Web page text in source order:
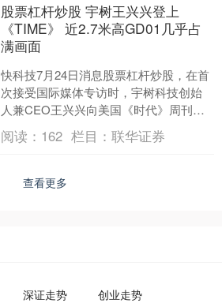
股票杠杆炒股 宇树王兴兴登上
《TIME》 近2.7米高GD01几乎占
满画面
快科技7月24日消息股票杠杆炒股，在首
次接受国际媒体专访时，宇树科技创始
人兼CEO王兴兴向美国《时代》周刊展
示了其最新机器人GD01。 随之而来的
《时代》封面颇....
阅读： 162 栏目：联华证券
查看更多
深证走势 创业走势